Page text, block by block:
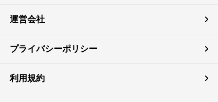
運営会社
プライバシーポリシー
利用規約